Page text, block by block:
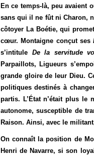
En ce temps-là, peu avaient
sans qui il ne fût ni Charon,
côtoyer La Boétie, qui
cœur. Montaigne conçut ses
s’intitule De la servitude
Parpaillots, Ligueurs
grande gloire de leur Dieu.
politiques destinés à
partis. L’État n’était plus le
autonome, susceptible de
Raison. Ainsi, avec le
On connaît la position de
Henri de Navarre, si son